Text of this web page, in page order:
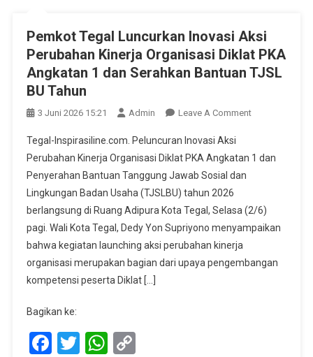
Pemkot Tegal Luncurkan Inovasi Aksi
Perubahan Kinerja Organisasi Diklat PKA
Angkatan 1 dan Serahkan Bantuan TJSL
BU Tahun
3 Juni 2026 15:21 Admin Leave A CommentOn
Luncurkan
Perubahan
Kinerja
Tegal-Inspirasiline.com. Peluncuran Inovasi Aksi
Perubahan Kinerja Organisasi Diklat PKA Angkatan 1 dan
Penyerahan Bantuan Tanggung Jawab Sosial dan
Lingkungan Badan Usaha (TJSLBU) tahun 2026
berlangsung di Ruang Adipura Kota Tegal, Selasa (2/6)
pagi. Wali Kota Tegal, Dedy Yon Supriyono menyampaikan
bahwa kegiatan launching aksi perubahan kinerja
organisasi merupakan bagian dari upaya pengembangan
kompetensi peserta Diklat […]
Bagikan ke:
Facebook
TwitterWhatsApp
Copy